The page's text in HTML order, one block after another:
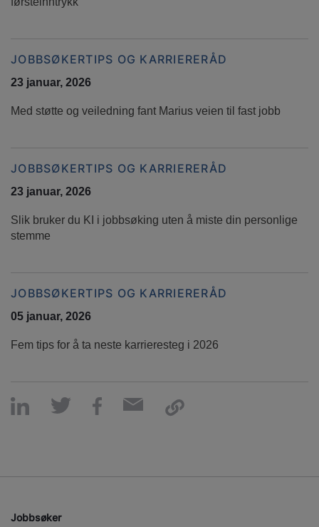
JOBBSØKERTIPS OG KARRIERERÅD
23 januar, 2026
Med støtte og veiledning fant Marius veien til fast jobb
JOBBSØKERTIPS OG KARRIERERÅD
23 januar, 2026
Slik bruker du KI i jobbsøking uten å miste din personlige
stemme
JOBBSØKERTIPS OG KARRIERERÅD
05 januar, 2026
Fem tips for å ta neste karrieresteg i 2026
Jobbsøker